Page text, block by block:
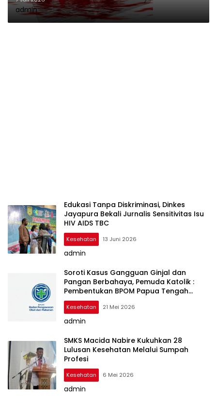
admin
Edukasi Tanpa Diskriminasi, Dinkes
Jayapura Bekali Jurnalis Sensitivitas Isu
HIV AIDS TBC
Kesehatan 13 Juni 2026
admin
Soroti Kasus Gangguan Ginjal dan
Pangan Berbahaya, Pemuda Katolik :
Pembentukan BPOM Papua Tengah
Berpusat di Nabire
Kesehatan 21 Mei 2026
admin
SMKS Macida Nabire Kukuhkan 28
Lulusan Kesehatan Melalui Sumpah
Profesi
Kesehatan 6 Mei 2026
admin